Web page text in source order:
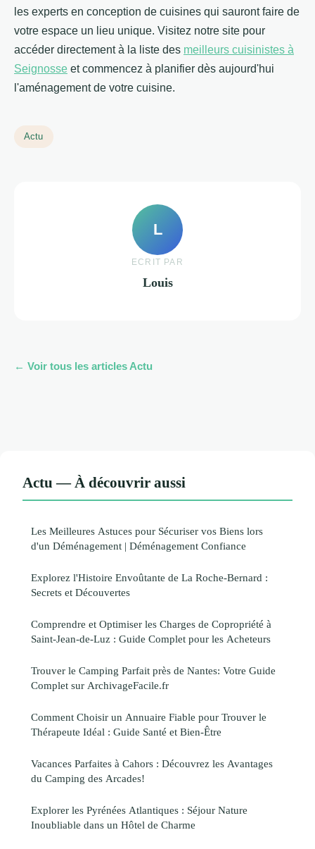
les experts en conception de cuisines qui sauront faire de
votre espace un lieu unique. Visitez notre site pour
accéder directement à la liste des meilleurs cuisinistes à
Seignosse et commencez à planifier dès aujourd'hui
l'aménagement de votre cuisine.
Actu
L
ECRIT PAR
Louis
← Voir tous les articles Actu
Actu — À découvrir aussi
Les Meilleures Astuces pour Sécuriser vos Biens lors
d'un Déménagement | Déménagement Confiance
Explorez l'Histoire Envoûtante de La Roche-Bernard :
Secrets et Découvertes
Comprendre et Optimiser les Charges de Copropriété à
Saint-Jean-de-Luz : Guide Complet pour les Acheteurs
Trouver le Camping Parfait près de Nantes: Votre Guide
Complet sur ArchivageFacile.fr
Comment Choisir un Annuaire Fiable pour Trouver le
Thérapeute Idéal : Guide Santé et Bien-Être
Vacances Parfaites à Cahors : Découvrez les Avantages
du Camping des Arcades!
Explorer les Pyrénées Atlantiques : Séjour Nature
Inoubliable dans un Hôtel de Charme